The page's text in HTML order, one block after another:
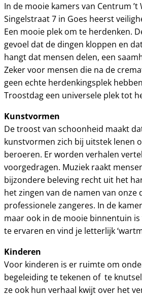
In de mooie kamers van Centrum
Singelstraat 7 in Goes heerst
Een mooie plek om te herdenken.
gevoel dat de dingen kloppen en
hangt dat mensen delen, een
Zeker voor mensen die na de
geen echte herdenkingsplek
Troostdag een universele plek tot
Kunstvormen
De troost van schoonheid maakt
kunstvormen zich bij uitstek lenen
beroeren. Er worden verhalen
voorgedragen. Muziek raakt
bijzondere beleving recht uit het
het zingen van de namen van
professionele zangeres. In de
maar ook in de mooie binnentuin is
te ervaren en vind je letterlijk
Kinderen
Voor kinderen is er ruimte om
begeleiding te tekenen of te
ze ook hun verhaal kwijt over het